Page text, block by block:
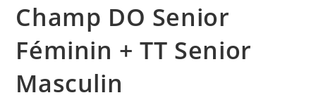
Champ DO Senior
Féminin + TT Senior
Masculin